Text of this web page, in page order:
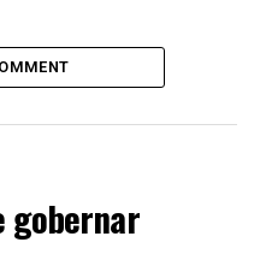
gobernar